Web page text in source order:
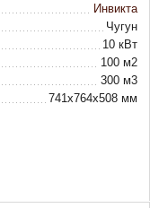
Инвикта
Чугун
10 кВт
100 м2
300 м3
741х764х508 мм